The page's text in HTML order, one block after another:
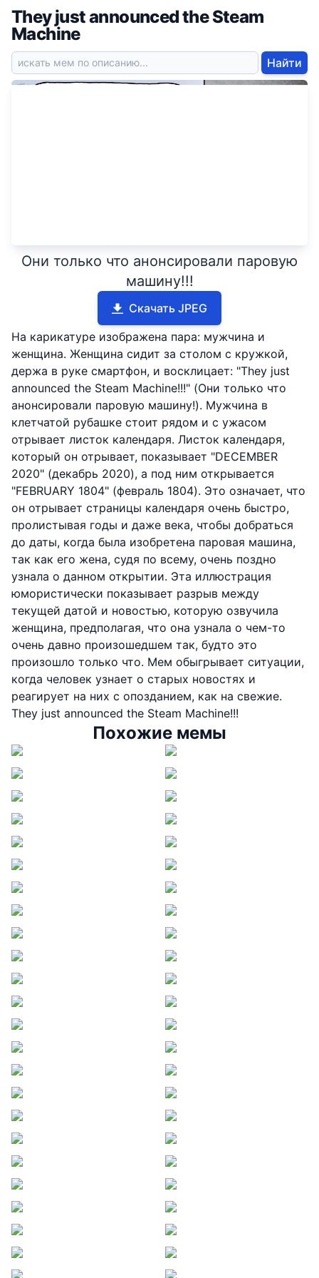
They just announced the Steam
Machine
Найти
Они только что анонсировали паровую
машину!!!
Скачать JPEG
На карикатуре изображена пара: мужчина и
женщина. Женщина сидит за столом с кружкой,
держа в руке смартфон, и восклицает: "They just
announced the Steam Machine!!!" (Они только что
анонсировали паровую машину!). Мужчина в
клетчатой рубашке стоит рядом и с ужасом
отрывает листок календаря. Листок календаря,
который он отрывает, показывает "DECEMBER
2020" (декабрь 2020), а под ним открывается
"FEBRUARY 1804" (февраль 1804). Это означает, что
он отрывает страницы календаря очень быстро,
пролистывая годы и даже века, чтобы добраться
до даты, когда была изобретена паровая машина,
так как его жена, судя по всему, очень поздно
узнала о данном открытии. Эта иллюстрация
юмористически показывает разрыв между
текущей датой и новостью, которую озвучила
женщина, предполагая, что она узнала о чем-то
очень давно произошедшем так, будто это
произошло только что. Мем обыгрывает ситуации,
когда человек узнает о старых новостях и
реагирует на них с опозданием, как на свежие.
They just announced the Steam Machine!!!
Похожие мемы